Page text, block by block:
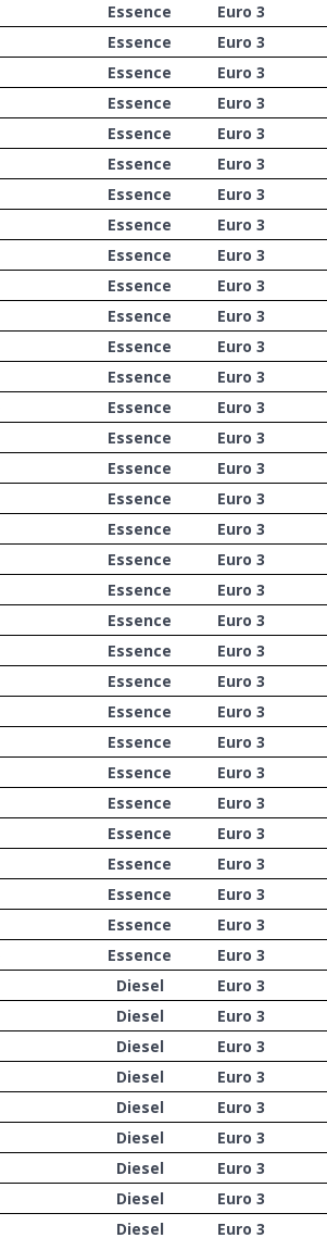
Essence Euro 3
Essence Euro 3
Essence Euro 3
Essence Euro 3
Essence Euro 3
Essence Euro 3
Essence Euro 3
Essence Euro 3
Essence Euro 3
Essence Euro 3
Essence Euro 3
Essence Euro 3
Essence Euro 3
Essence Euro 3
Essence Euro 3
Essence Euro 3
Essence Euro 3
Essence Euro 3
Essence Euro 3
Essence Euro 3
Essence Euro 3
Essence Euro 3
Essence Euro 3
Essence Euro 3
Essence Euro 3
Essence Euro 3
Essence Euro 3
Essence Euro 3
Essence Euro 3
Essence Euro 3
Essence Euro 3
Essence Euro 3
Diesel Euro 3
Diesel Euro 3
Diesel Euro 3
Diesel Euro 3
Diesel Euro 3
Diesel Euro 3
Diesel Euro 3
Diesel Euro 3
Diesel Euro 3